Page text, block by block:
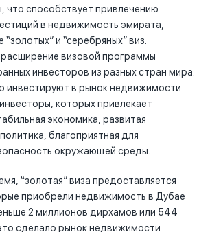
что способствует привлечению
в недвижимость эмирата,
и “серебряных” виз.
визовой программы
инвесторов из разных стран мира.
инвестируют в рынок недвижимости
которых привлекает
экономика, развитая
благоприятная для
окружающей среды.
“золотая” виза предоставляется
приобрели недвижимость в Дубае
2 миллионов дирхамов или 544
сделало рынок недвижимости